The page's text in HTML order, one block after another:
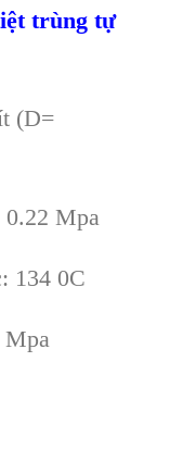
trùng tự
(D=
Mpa
134 0C
Mpa